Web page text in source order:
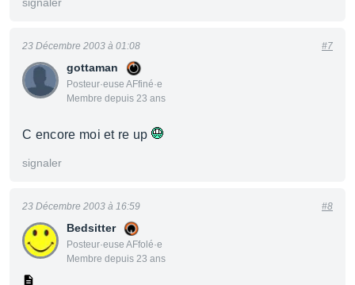
gottaman
Posteur·euse AFfiné·e
Membre depuis 23 ans
23 Décembre 2003 à 01:08 #7
C encore moi et re up
signaler
Bedsitter
Posteur·euse AFfolé·e
Membre depuis 23 ans
23 Décembre 2003 à 16:59 #8